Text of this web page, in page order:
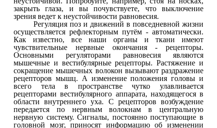
закрыть глаза, и вы почувствуете, что выключение
зрения ведет к неустойчивости равновесия.
Регуляция поз и движений в повседневной жизни
осуществляется рефлекторным путём - автоматически.
Как известно, все наши органы и ткани имеют
чувствительные нервные окончания - рецепторы.
Основными регуляторами равновесия являются
мышечные и вестибулярные рецепторы. Растяжение и
сокращение мышечных волокон вызывают раздражение
рецепторов мышц. А изменение положения головы и
всего тела в пространстве чутко улавливается
рецепторами вестибулярного аппарата, находящегося в
области внутреннего уха. С рецепторов возбуждение
передается по нервным волокнам в центральную
нервную систему. Сигналы, постоянно поступающие в
головной мозг, приносят информацию об изменении